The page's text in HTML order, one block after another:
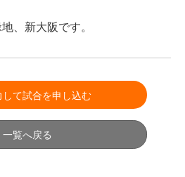
、新大阪です。
して試合を申し込む
一覧へ戻る